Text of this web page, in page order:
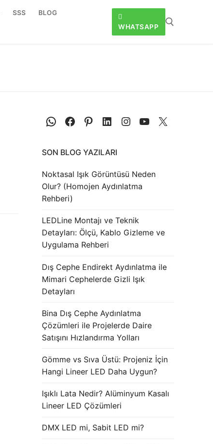
SSS BLOG
WHATSAPP
SON BLOG YAZILARI
Noktasal Işık Görüntüsü Neden
Olur? (Homojen Aydınlatma
Rehberi)
LEDLine Montajı ve Teknik
Detayları: Ölçü, Kablo Gizleme ve
Uygulama Rehberi
Dış Cephe Endirekt Aydınlatma ile
Mimari Cephelerde Gizli Işık
Detayları
Bina Dış Cephe Aydınlatma
Çözümleri ile Projelerde Daire
Satışını Hızlandırma Yolları
Gömme vs Sıva Üstü: Projeniz İçin
Hangi Lineer LED Daha Uygun?
Işıklı Lata Nedir? Alüminyum Kasalı
Lineer LED Çözümleri
DMX LED mi, Sabit LED mi?